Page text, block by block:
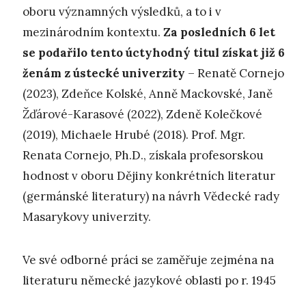
oboru významných výsledků, a to i v
mezinárodním kontextu. Za posledních 6 let
se podařilo tento úctyhodný titul získat již 6
ženám z ústecké univerzity – Renatě Cornejo
(2023), Zdeňce Kolské, Anně Mackovské, Janě
Žďárové-Karasové (2022), Zdeně Kolečkové
(2019), Michaele Hrubé (2018). Prof. Mgr.
Renata Cornejo, Ph.D., získala profesorskou
hodnost v oboru Dějiny konkrétních literatur
(germánské literatury) na návrh Vědecké rady
Masarykovy univerzity.
Ve své odborné práci se zaměřuje zejména na
literaturu německé jazykové oblasti po r. 1945